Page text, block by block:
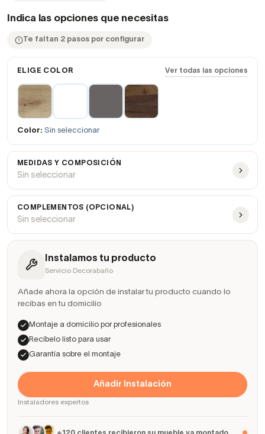
Indica las opciones que necesitas
Te faltan 2 pasos por configurar
ELIGE COLOR Ver todas las opciones
Color: Sin seleccionar
MEDIDAS Y COMPOSICIÓN
Sin seleccionar
COMPLEMENTOS (OPCIONAL)
Sin seleccionar
Instalamos tu producto
Servicio Decorabaño
Añade ahora la opción de instalar tu producto cuando lo
recibas en tu domicilio
Montaje a domicilio por profesionales
Recíbelo listo para usar
Garantía sobre el montaje
Añadir Instalación
Instaladores expertos